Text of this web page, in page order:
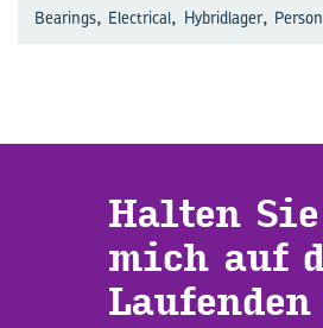
Bearings, Electrical, Hybridlager,
Hal­ten Sie
mich auf
Lau­fen­den